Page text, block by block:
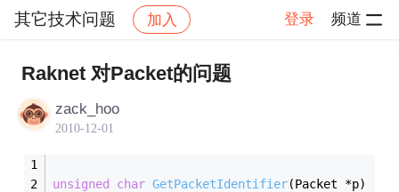
其它技术问题 加入 登录 频道
社区 其它技术问题 帖子详情
Raknet 对Packet的问题
zack_hoo
2010-12-01
unsigned char GetPacketIdentifier(Packet *p)